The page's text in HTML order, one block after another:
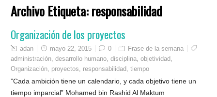
Archivo Etiqueta:responsabilidad
Organización de los proyectos
adan mayo 22, 2015 0
Frase de la semana
administración ,desarrollo humano ,disciplina ,objetividad
Organización proyectos responsabilidad ,tiempo
”Cada ambición tiene un calendario, y cada objetivo tiene un
tiempo imparcial” Mohamed bin Rashid Al Maktum